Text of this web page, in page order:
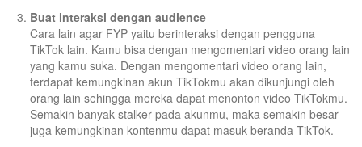
Buat interaksi dengan audience
Cara lain agar FYP yaitu berinteraksi dengan pengguna
TikTok lain. Kamu bisa dengan mengomentari video orang lain
yang kamu suka. Dengan mengomentari video orang lain,
terdapat kemungkinan akun TikTokmu akan dikunjungi oleh
orang lain sehingga mereka dapat menonton video TikTokmu.
Semakin banyak stalker pada akunmu, maka semakin besar
juga kemungkinan kontenmu dapat masuk beranda TikTok.